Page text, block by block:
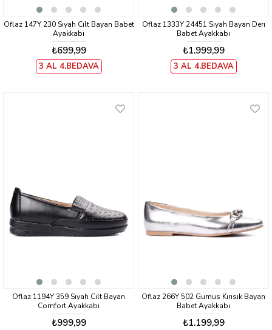
Oflaz 147Y 230 Sıyah Cılt Bayan Babet
Ayakkabı
₺699,99
3 AL 4.BEDAVA
Oflaz 1333Y 24451 Sıyah Bayan Derı
Babet Ayakkabı
₺1.999,99
3 AL 4.BEDAVA
Oflaz 1194Y 359 Sıyah Cılt Bayan
Comfort Ayakkabı
₺999,99
Oflaz 266Y 502 Gumus Kırısık Bayan
Babet Ayakkabı
₺1.199,99